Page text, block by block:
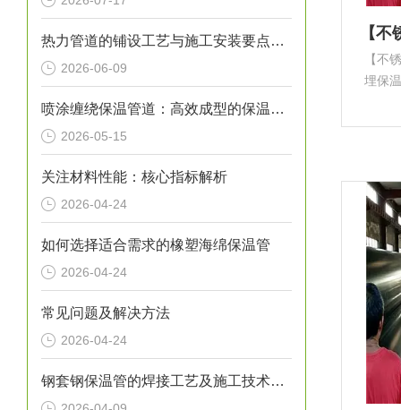
热力管道的铺设工艺与施工安装要点解析
2026-06-09
喷涂缠绕保温管道：高效成型的保温输送核心装备
2026-05-15
关注材料性能：核心指标解析
2026-04-24
如何选择适合需求的橡塑海绵保温管
2026-04-24
常见问题及解决方法
2026-04-24
钢套钢保温管的焊接工艺及施工技术研究
【不
埋保